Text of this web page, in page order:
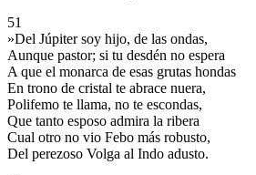
51
»Del Júpiter soy hijo, de las ondas,
Aunque pastor; si tu desdén no espera
A que el monarca de esas grutas hondas
En trono de cristal te abrace nuera,
Polifemo te llama, no te escondas,
Que tanto esposo admira la ribera
Cual otro no vio Febo más robusto,
Del perezoso Volga al Indo adusto.